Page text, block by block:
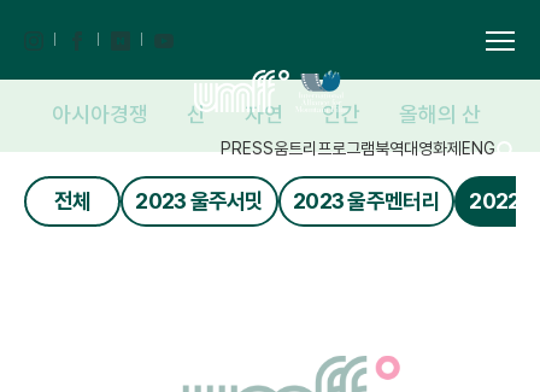
PRESS움트리프로그램북역대영화제ENG
아시아경쟁 산 자연 인간 올해의 산
전체 2023 울주서밋 2023 울주멘터리 2022